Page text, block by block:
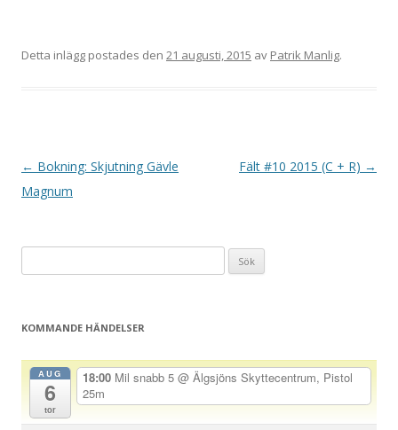
Detta inlägg postades den 21 augusti, 2015 av Patrik Manlig.
I
n
a
← Bokning: Skjutning Gävle
Magnum
Fält #10 2015 (C + R) →
efter:
KOMMANDE HÄNDELSER
AUG
6
tor
18:00 Mil snabb 5 @ Älgsjöns Skyttecentrum, Pistol
25m